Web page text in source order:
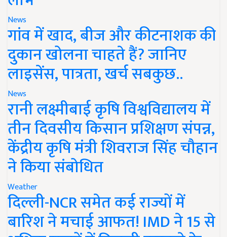
News
गांव में खाद, बीज और कीटनाशक की
दुकान खोलना चाहते हैं? जानिए
लाइसेंस, पात्रता, खर्च सबकुछ..
News
रानी लक्ष्मीबाई कृषि विश्वविद्यालय में
तीन दिवसीय किसान प्रशिक्षण संपन्न,
केंद्रीय कृषि मंत्री शिवराज सिंह चौहान
ने किया संबोधित
Weather
दिल्ली-NCR समेत कई राज्यों में
बारिश ने मचाई आफत! IMD ने 15 से